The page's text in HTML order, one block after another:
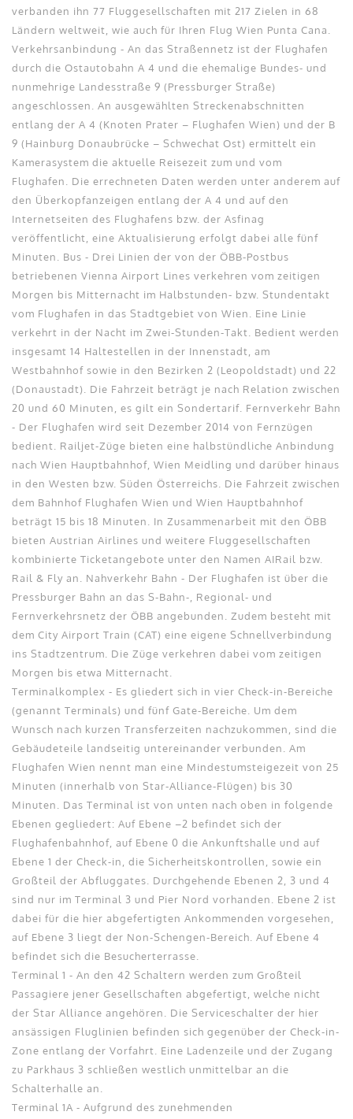
verbanden ihn 77 Fluggesellschaften mit 217 Zielen in 68
Ländern weltweit, wie auch für Ihren Flug Wien Punta Cana.
Verkehrsanbindung - An das Straßennetz ist der Flughafen
durch die Ostautobahn A 4 und die ehemalige Bundes- und
nunmehrige Landesstraße 9 (Pressburger Straße)
angeschlossen. An ausgewählten Streckenabschnitten
entlang der A 4 (Knoten Prater – Flughafen Wien) und der B
9 (Hainburg Donaubrücke – Schwechat Ost) ermittelt ein
Kamerasystem die aktuelle Reisezeit zum und vom
Flughafen. Die errechneten Daten werden unter anderem auf
den Überkopfanzeigen entlang der A 4 und auf den
Internetseiten des Flughafens bzw. der Asfinag
veröffentlicht, eine Aktualisierung erfolgt dabei alle fünf
Minuten. Bus - Drei Linien der von der ÖBB-Postbus
betriebenen Vienna Airport Lines verkehren vom zeitigen
Morgen bis Mitternacht im Halbstunden- bzw. Stundentakt
vom Flughafen in das Stadtgebiet von Wien. Eine Linie
verkehrt in der Nacht im Zwei-Stunden-Takt. Bedient werden
insgesamt 14 Haltestellen in der Innenstadt, am
Westbahnhof sowie in den Bezirken 2 (Leopoldstadt) und 22
(Donaustadt). Die Fahrzeit beträgt je nach Relation zwischen
20 und 60 Minuten, es gilt ein Sondertarif. Fernverkehr Bahn
- Der Flughafen wird seit Dezember 2014 von Fernzügen
bedient. Railjet-Züge bieten eine halbstündliche Anbindung
nach Wien Hauptbahnhof, Wien Meidling und darüber hinaus
in den Westen bzw. Süden Österreichs. Die Fahrzeit zwischen
dem Bahnhof Flughafen Wien und Wien Hauptbahnhof
beträgt 15 bis 18 Minuten. In Zusammenarbeit mit den ÖBB
bieten Austrian Airlines und weitere Fluggesellschaften
kombinierte Ticketangebote unter den Namen AIRail bzw.
Rail & Fly an. Nahverkehr Bahn - Der Flughafen ist über die
Pressburger Bahn an das S-Bahn-, Regional- und
Fernverkehrsnetz der ÖBB angebunden. Zudem besteht mit
dem City Airport Train (CAT) eine eigene Schnellverbindung
ins Stadtzentrum. Die Züge verkehren dabei vom zeitigen
Morgen bis etwa Mitternacht.
Terminalkomplex - Es gliedert sich in vier Check-in-Bereiche
(genannt Terminals) und fünf Gate-Bereiche. Um dem
Wunsch nach kurzen Transferzeiten nachzukommen, sind die
Gebäudeteile landseitig untereinander verbunden. Am
Flughafen Wien nennt man eine Mindestumsteigezeit von 25
Minuten (innerhalb von Star-Alliance-Flügen) bis 30
Minuten. Das Terminal ist von unten nach oben in folgende
Ebenen gegliedert: Auf Ebene –2 befindet sich der
Flughafenbahnhof, auf Ebene 0 die Ankunftshalle und auf
Ebene 1 der Check-in, die Sicherheitskontrollen, sowie ein
Großteil der Abfluggates. Durchgehende Ebenen 2, 3 und 4
sind nur im Terminal 3 und Pier Nord vorhanden. Ebene 2 ist
dabei für die hier abgefertigten Ankommenden vorgesehen,
auf Ebene 3 liegt der Non-Schengen-Bereich. Auf Ebene 4
befindet sich die Besucherterrasse.
Terminal 1 - An den 42 Schaltern werden zum Großteil
Passagiere jener Gesellschaften abgefertigt, welche nicht
der Star Alliance angehören. Die Serviceschalter der hier
ansässigen Fluglinien befinden sich gegenüber der Check-in-
Zone entlang der Vorfahrt. Eine Ladenzeile und der Zugang
zu Parkhaus 3 schließen westlich unmittelbar an die
Schalterhalle an.
Terminal 1A - Aufgrund des zunehmenden